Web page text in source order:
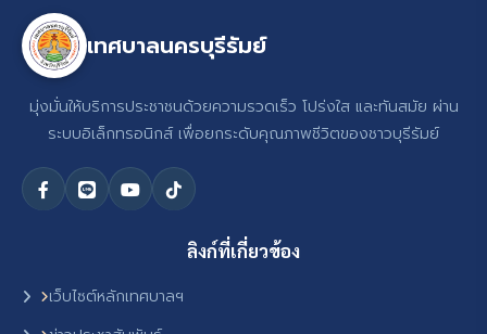
เทศบาลนครบุรีรัมย์
มุ่งมั่นให้บริการประชาชนด้วยความรวดเร็ว โปร่งใส และทันสมัย ผ่าน
ระบบอิเล็กทรอนิกส์ เพื่อยกระดับคุณภาพชีวิตของชาวบุรีรัมย์
ลิงก์ที่เกี่ยวข้อง
เว็บไซต์หลักเทศบาลฯ